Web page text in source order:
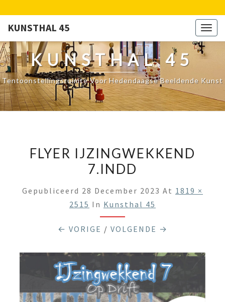
KUNSTHAL 45
KUNSTHAL 45
Tentoonstellingsruimte Voor Hedendaagse Beeldende Kunst
FLYER IJZINGWEKKEND
7.INDD
Gepubliceerd 28 December 2023 At 1819 ×
2515 In Kunsthal 45
← VORIGE / VOLGENDE →